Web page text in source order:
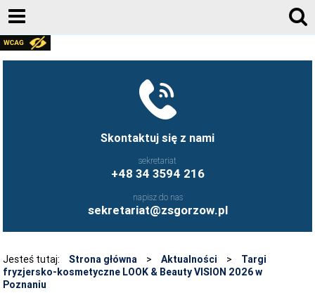
Skontaktuj się z nami
sekretariat
+48 34 3594 216
napisz do nas
sekretariat@zsgorzow.pl
AKTUALNOŚCI
UCZNIOWIE ZS GORZÓW ŚLĄSKI - FB
FRYZJERSTWO NASZEJ SZKOŁY - FB
O SZKOLE
HISTORIA SZKOŁY
Jesteś tutaj: Strona główna > Aktualności >
Targi
fryzjersko-kosmetyczne LOOK & Beauty VISION 2026 w
Poznaniu